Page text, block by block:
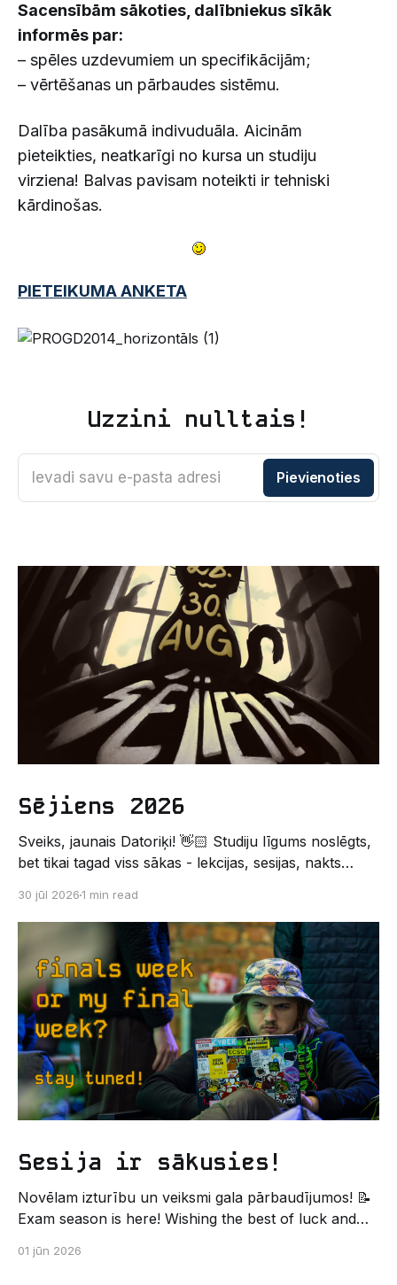
Sacensībām sākoties, dalībniekus sīkāk
informēs par:
– spēles uzdevumiem un specifikācijām;
– vērtēšanas un pārbaudes sistēmu.
Dalība pasākumā indivuduāla. Aicinām
pieteikties, neatkarīgi no kursa un studiju
virziena! Balvas pavisam noteikti ir tehniski
kārdinošas.
PIETEIKUMA ANKETA
Uzzini nulltais!
Ievadi savu e-pasta adresi Pievienoties
Sējiens 2026
Sveiks, jaunais Datoriķi! 👋🏻 Studiju līgums noslēgts,
bet tikai tagad viss sākas - lekcijas, sesijas, nakts
Un kas gan būtu labāks veids, kā iepazīt savu jauno
dzīvi LU EZTF datoriķu vidē, par došanos uz
leģendāro “Sējienu”? 🐱 Šī pirmsaristoteļa nometne
palīdzēs tev iegūt pirmos draugus, ieskatu studenta
30 jūl 20261 min read
Sesija ir sākusies!
Novēlam izturību un veiksmi gala pārbaudījumos! 📝
Exam season is here! Wishing the best of luck and
pašpārvaldes komunikācijas virziens
01 jūn 2026